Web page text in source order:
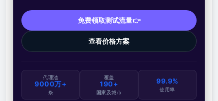
免费领取测试流量👉
查看价格方案
代理池
9000万+
条
覆盖
190+
国家及城市
99.9%
使用率